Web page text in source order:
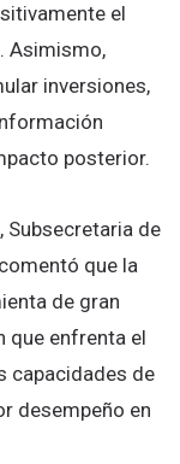
el
Asimismo,
inversiones,
posterior.
Subsecretaria de
que la
de gran
que enfrenta el
capacidades de
desempeño en